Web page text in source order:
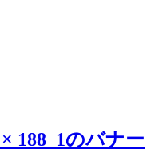
188_1のバナー